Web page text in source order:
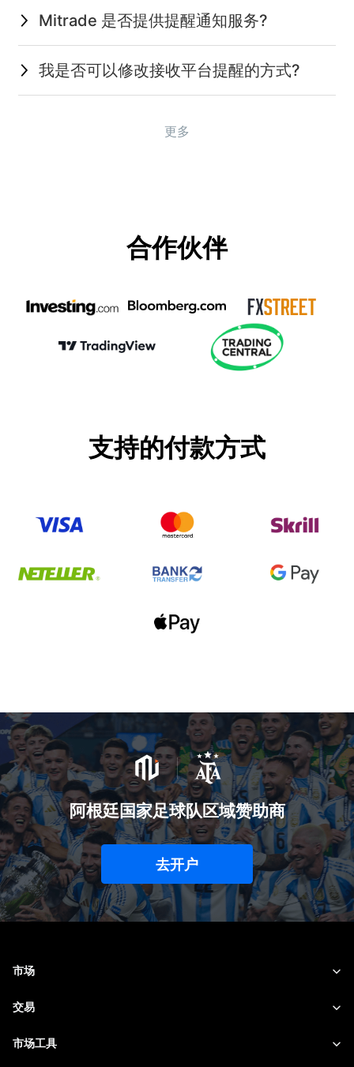
Mitrade 是否提供提醒通知服务?
我是否可以修改接收平台提醒的方式?
更多
合作伙伴
支持的付款方式
阿根廷国家足球队区域赞助商
去开户
市场
外汇
商品
交易
交易平台
市场工具